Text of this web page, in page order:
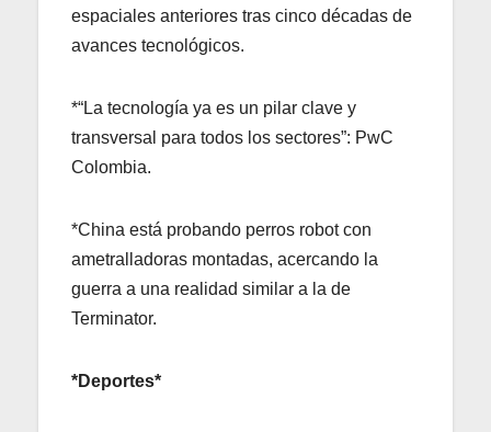
espaciales anteriores tras cinco décadas de
avances tecnológicos.
*“La tecnología ya es un pilar clave y
transversal para todos los sectores”: PwC
Colombia.
*China está probando perros robot con
ametralladoras montadas, acercando la
guerra a una realidad similar a la de
Terminator.
*Deportes*